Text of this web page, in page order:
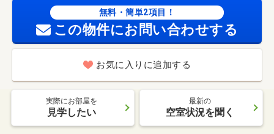
無料・簡単2項目！
この物件にお問い合わせする
お気に入りに追加する
実際にお部屋を
見学したい
最新の
空室状況を聞く